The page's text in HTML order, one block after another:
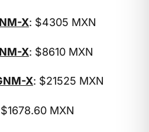
X: $4305 MXN
X: $8610 MXN
X: $21525 MXN
MXN